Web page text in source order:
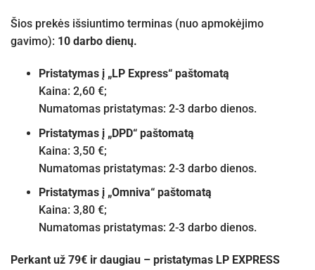
Šios prekės išsiuntimo terminas (nuo apmokėjimo
gavimo): 10 darbo dienų.
Pristatymas į „LP Express“ paštomatą
Kaina: 2,60 €;
Numatomas pristatymas: 2-3 darbo dienos.
Pristatymas į „DPD“ paštomatą
Kaina: 3,50 €;
Numatomas pristatymas: 2-3 darbo dienos.
Pristatymas į „Omniva“ paštomatą
Kaina: 3,80 €;
Numatomas pristatymas: 2-3 darbo dienos.
Perkant už 79€ ir daugiau – pristatymas LP EXPRESS